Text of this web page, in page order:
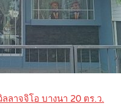
ลาจจิโอ บางนา 20 ตร.ว.